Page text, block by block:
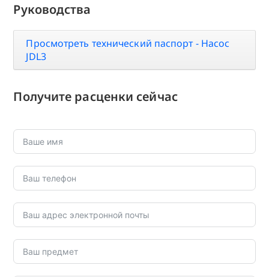
Руководства
Просмотреть технический паспорт - Насос
JDL3
Получите расценки сейчас